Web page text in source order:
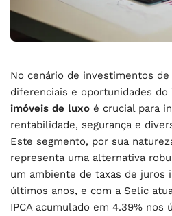
No cenário de investimentos
diferenciais e oportunidades do
imóveis de luxo é crucial para
rentabilidade, segurança e
Este segmento, por sua
representa uma alternativa
um ambiente de taxas de juros
últimos anos, e com a Selic
IPCA acumulado em 4.39% nos